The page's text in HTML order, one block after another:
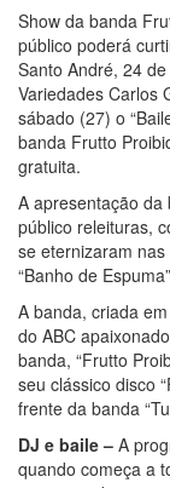
Show da banda
público poderá
Santo André, 24
Variedades Carlos
sábado (27) o
banda Frutto
gratuita.
A apresentação
público releituras,
se eternizaram
“Banho de
A banda, criada
do ABC
banda, “Frutto
seu clássico disco
frente da banda
DJ e baile – A
quando começa a